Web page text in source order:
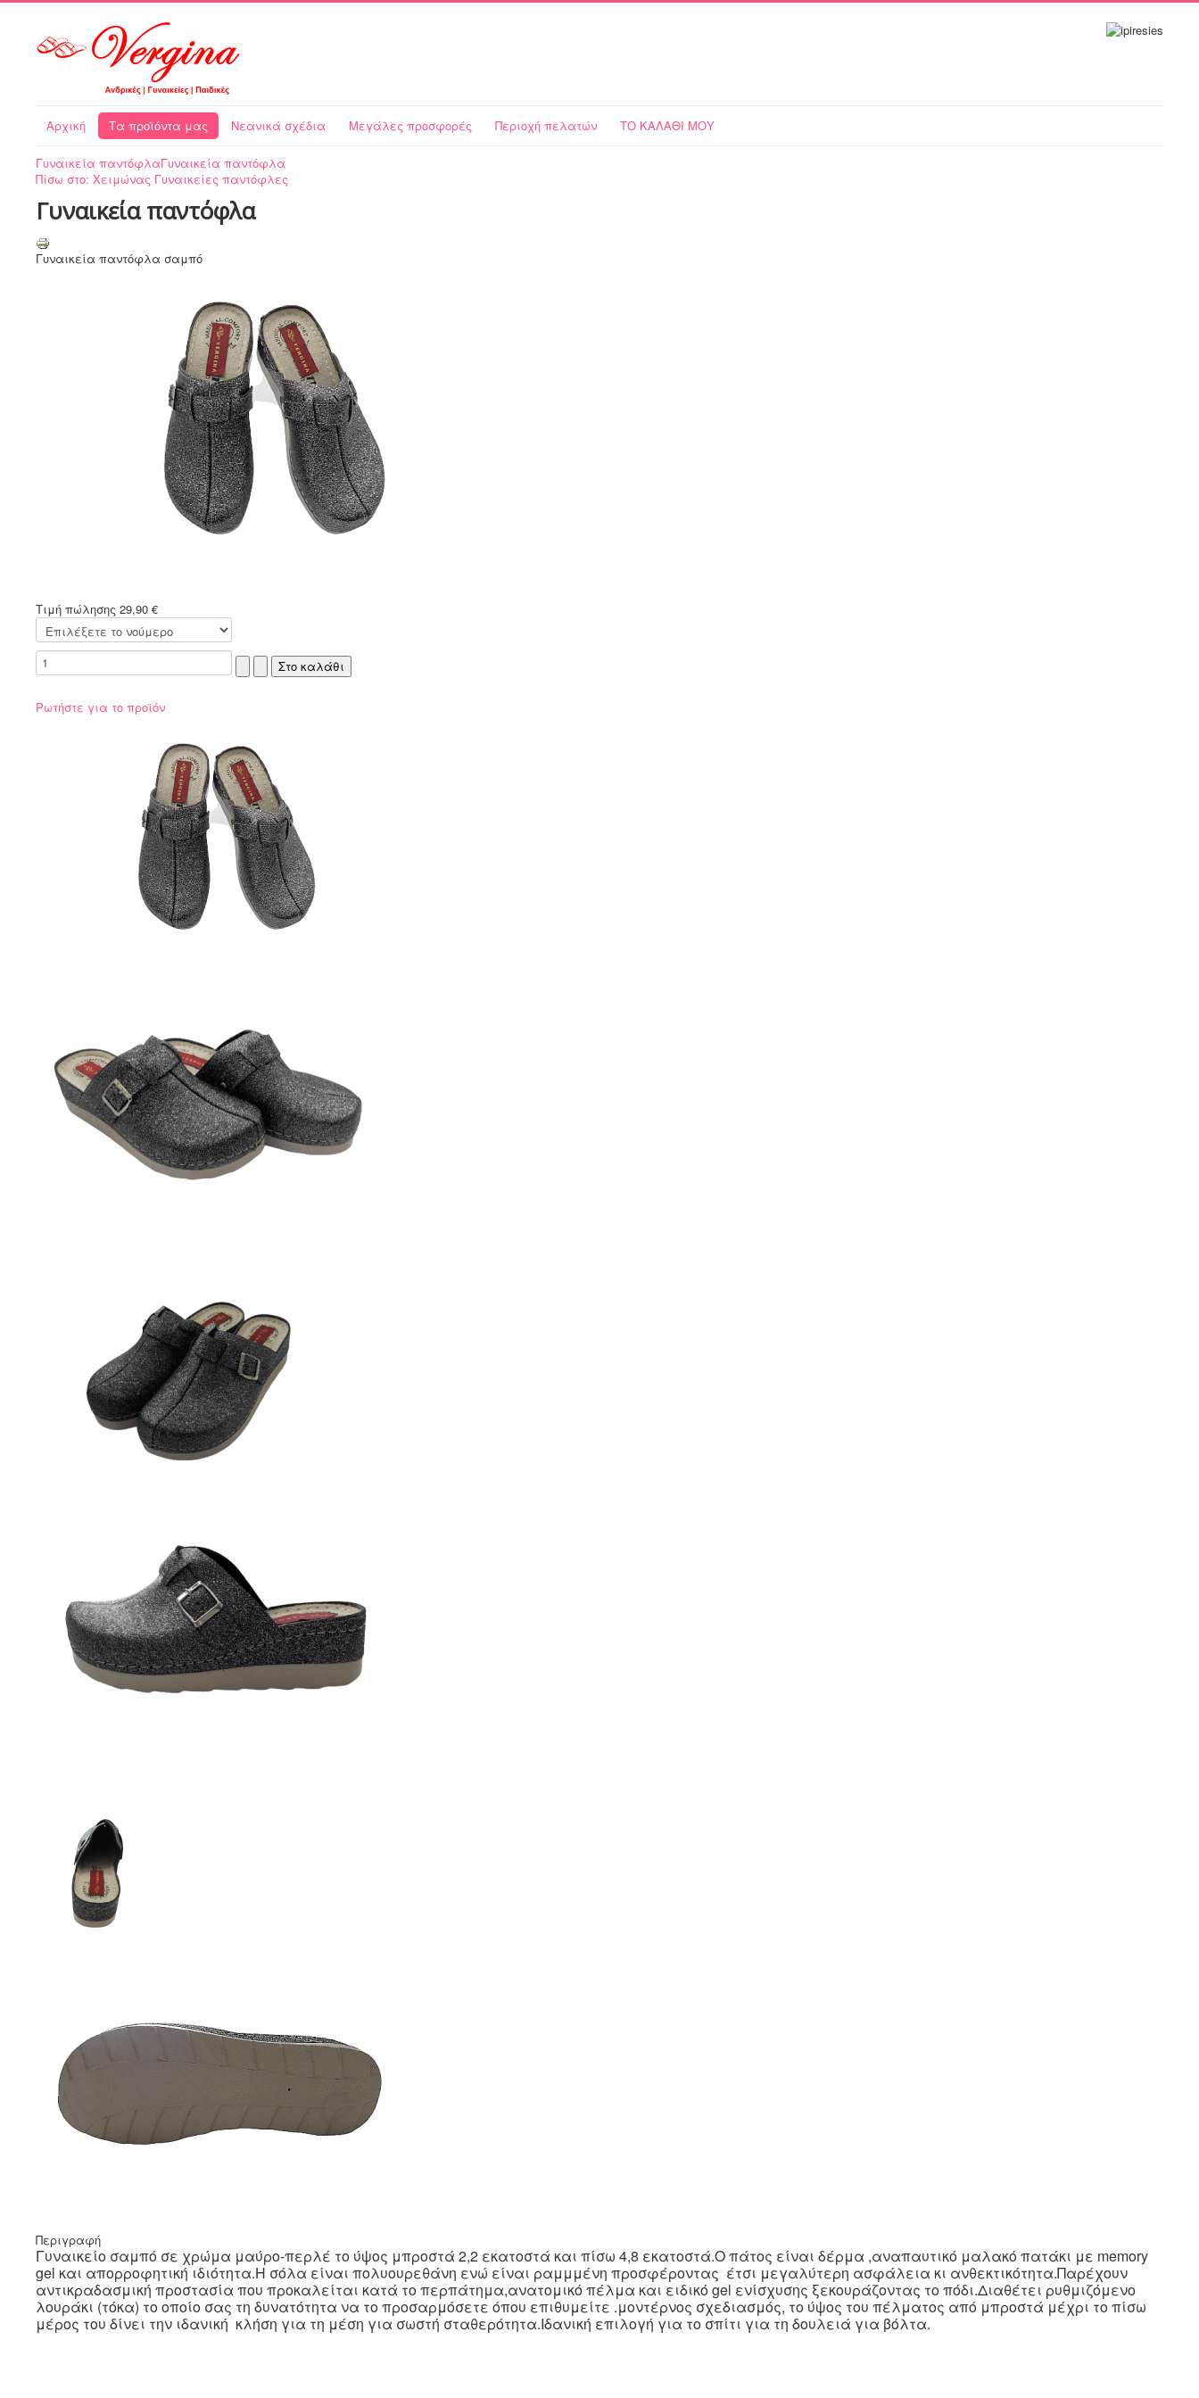
Αρχική Τα προϊόντα μας Νεανικά σχέδια Μεγάλες προσφορές Περιοχή πελατών ΤΟ ΚΑΛΑΘΙ ΜΟΥ
Γυναικεία παντόφλαΓυναικεία παντόφλα
Πίσω στο: Χειμώνας Γυναικείες παντόφλες
Γυναικεία παντόφλα
Γυναικεία παντόφλα σαμπό
Τιμή πώλησης 29,90 €
Ρωτήστε για το προϊόν
Περιγραφή
Γυναικείο σαμπό σε χρώμα μαύρο-περλέ το ύψος μπροστά 2,2 εκατοστά και πίσω 4,8 εκατοστά.Ο πάτος είναι δέρμα ,αναπαυτικό μαλακό πατάκι με memory
gel και απορροφητική ιδιότητα.Η σόλα είναι πολυουρεθάνη ενώ είναι ραμμμένη προσφέροντας έτσι μεγαλύτερη ασφάλεια κι ανθεκτικότητα.Παρέχουν
αντικραδασμική προστασία που προκαλείται κατά το περπάτημα,ανατομικό πέλμα και ειδικό gel ενίσχυσης ξεκουράζοντας το πόδι.Διαθέτει ρυθμιζόμενο
λουράκι (τόκα) το οποίο σας τη δυνατότητα να το προσαρμόσετε όπου επιθυμείτε .μοντέρνος σχεδιασμός, το ύψος του πέλματος από μπροστά μέχρι το πίσω
μέρος του δίνει την ιδανική κλήση για τη μέση για σωστή σταθερότητα.Ιδανική επιλογή για το σπίτι για τη δουλειά για βόλτα.